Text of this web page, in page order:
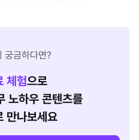
궁금하다면?
체험으로
하우 콘텐츠를
만나보세요